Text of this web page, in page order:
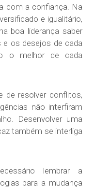
com a confiança. Na
e igualitário,
boa liderança saber
e os desejos de cada
o melhor de cada
de resolver conflitos,
não interfiram
Desenvolver uma
também se interliga
lembrar a
para a mudança